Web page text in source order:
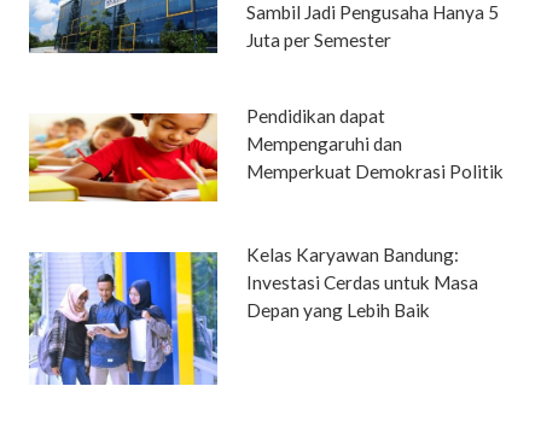
Sambil Jadi Pengusaha Hanya 5
Juta per Semester
Pendidikan dapat
Mempengaruhi dan
Memperkuat Demokrasi Politik
Kelas Karyawan Bandung:
Investasi Cerdas untuk Masa
Depan yang Lebih Baik